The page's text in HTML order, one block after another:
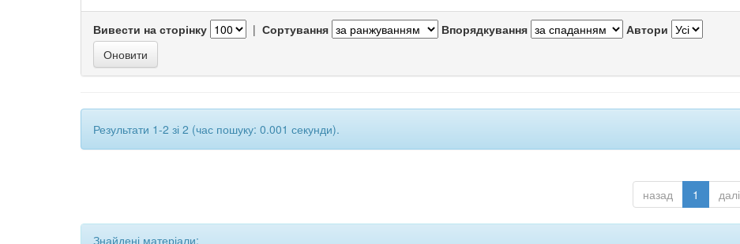
Вивести на сторінку | Сортування Впорядкування Автори
Результати 1-2 зі 2 (час пошуку: 0.001 секунди).
назад 1 далі
Знайдені матеріали: